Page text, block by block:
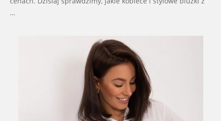
…